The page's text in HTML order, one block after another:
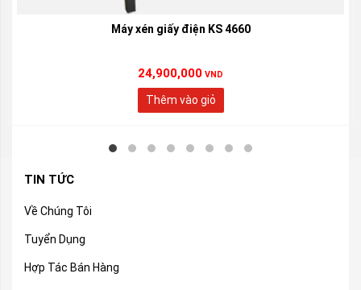
Máy xén giấy điện KS 4660
24,900,000 VND
Thêm vào giỏ
TIN TỨC
Về Chúng Tôi
Tuyển Dụng
Hợp Tác Bán Hàng